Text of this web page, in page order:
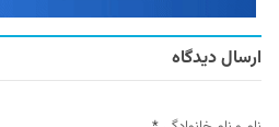
ارسال دیدگاه